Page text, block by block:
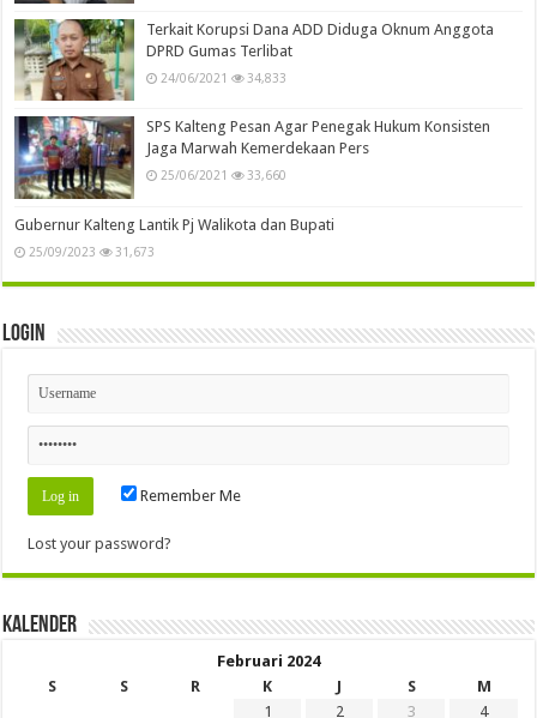
Terkait Korupsi Dana ADD Diduga Oknum Anggota
DPRD Gumas Terlibat
24/06/2021 34,833
SPS Kalteng Pesan Agar Penegak Hukum Konsisten
Jaga Marwah Kemerdekaan Pers
25/06/2021 33,660
Gubernur Kalteng Lantik Pj Walikota dan Bupati
25/09/2023 31,673
Login
Remember Me
Lost your password?
Kalender
Februari 2024
S
S R K J S
M
1
2 3
4